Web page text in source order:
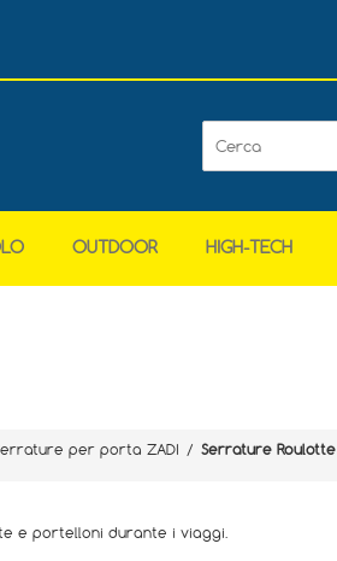
OUTDOOR HIGH-TECH
per porta ZADI / Serrature Roulotte
e portelloni durante i viaggi.